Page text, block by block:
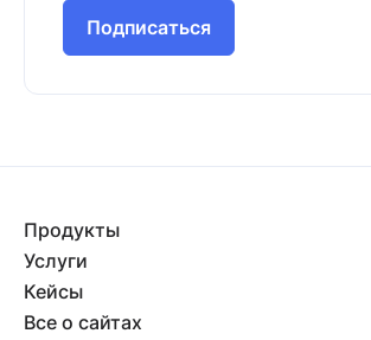
Подписаться
Продукты
Услуги
Кейсы
Все о сайтах